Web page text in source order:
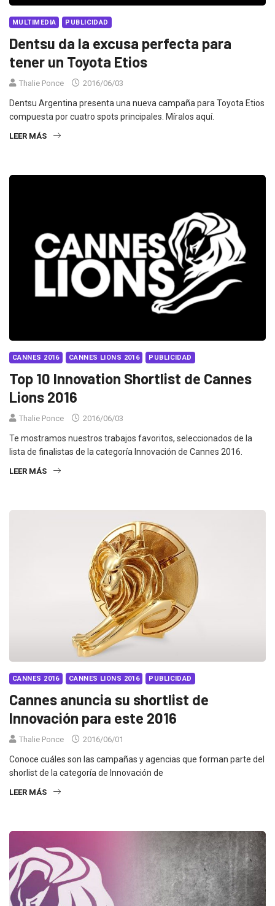
MULTIMEDIA PUBLICIDAD
Dentsu da la excusa perfecta para
tener un Toyota Etios
Thalie Ponce 2016/06/03
Dentsu Argentina presenta una nueva campaña para Toyota Etios
compuesta por cuatro spots principales. Míralos aquí.
LEER MÁS
CANNES 2016 CANNES LIONS 2016 PUBLICIDAD
Top 10 Innovation Shortlist de Cannes
Lions 2016
Thalie Ponce 2016/06/03
Te mostramos nuestros trabajos favoritos, seleccionados de la
lista de finalistas de la categoría Innovación de Cannes 2016.
LEER MÁS
CANNES 2016 CANNES LIONS 2016 PUBLICIDAD
Cannes anuncia su shortlist de
Innovación para este 2016
Thalie Ponce 2016/06/01
Conoce cuáles son las campañas y agencias que forman parte del
shorlist de la categoría de Innovación de
LEER MÁS